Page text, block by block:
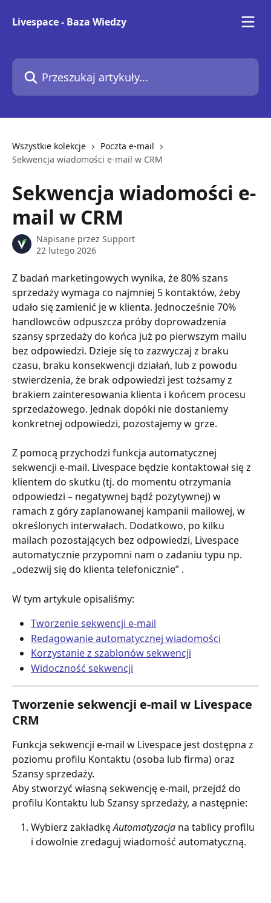
Livespace - Baza Wiedzy
Przeszukaj artykuły...
Wszystkie kolekcje
Poczta e-mail
Sekwencja wiadomości e-mail w CRM
Sekwencja wiadomości e-
mail w CRM
Napisane przez Support
22 lutego 2026
Z badań marketingowych wynika, że 80% szans
sprzedaży wymaga co najmniej 5 kontaktów, żeby
udało się zamienić je w klienta. Jednocześnie 70%
handlowców odpuszcza próby doprowadzenia
szansy sprzedaży do końca już po pierwszym mailu
bez odpowiedzi. Dzieje się to zazwyczaj z braku
czasu, braku konsekwencji działań, lub z powodu
stwierdzenia, że brak odpowiedzi jest tożsamy z
brakiem zainteresowania klienta i końcem procesu
sprzedażowego. Jednak dopóki nie dostaniemy
konkretnej odpowiedzi, pozostajemy w grze.
Z pomocą przychodzi funkcja automatycznej
sekwencji e-mail. Livespace będzie kontaktował się z
klientem do skutku (tj. do momentu otrzymania
odpowiedzi – negatywnej bądź pozytywnej) w
ramach z góry zaplanowanej kampanii mailowej, w
określonych interwałach. Dodatkowo, po kilku
mailach pozostających bez odpowiedzi, Livespace
automatycznie przypomni nam o zadaniu typu np.
„odezwij się do klienta telefonicznie” .
W tym artykule opisaliśmy:
Tworzenie sekwencji e-mail
Redagowanie automatycznej wiadomości
Korzystanie z szablonów sekwencji
Widoczność sekwencji
Tworzenie sekwencji e-mail w Livespace
CRM
Funkcja sekwencji e-mail w Livespace jest dostępna z
poziomu profilu Kontaktu (osoba lub firma) oraz
Szansy sprzedaży.
Aby stworzyć własną sekwencję e-mail, przejdź do
profilu Kontaktu lub Szansy sprzedaży, a następnie:
Wybierz zakładkę Automatyzacja na tablicy profilu
i dowolnie zredaguj wiadomość automatyczną.